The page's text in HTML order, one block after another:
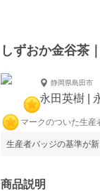
しずおか金谷茶
静岡県島田市
永田英樹 |
マークのついた生産
生産者バッジの基準が新
商品説明